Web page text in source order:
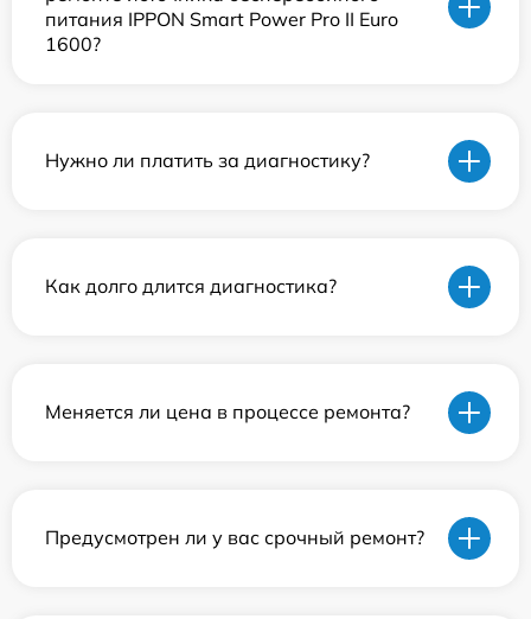
питания IPPON Smart Power Pro II Euro
1600?
Нужно ли платить за диагностику?
Как долго длится диагностика?
Меняется ли цена в процессе ремонта?
Предусмотрен ли у вас срочный ремонт?